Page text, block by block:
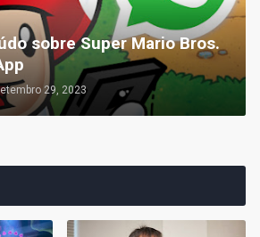
sobre Super Mario Bros.
29, 2023